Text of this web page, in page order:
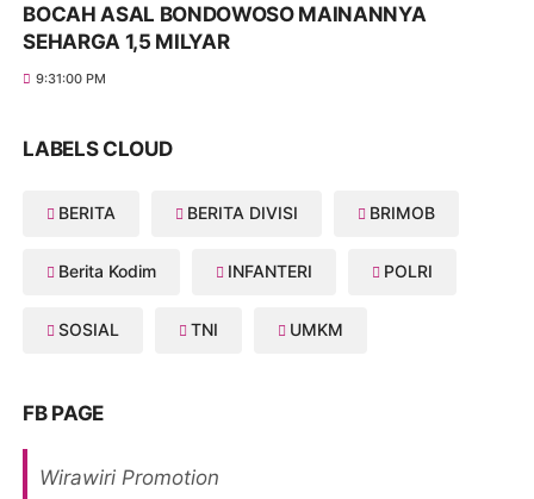
BOCAH ASAL BONDOWOSO MAINANNYA
SEHARGA 1,5 MILYAR
9:31:00 PM
LABELS CLOUD
BERITA BERITA DIVISI BRIMOB
Berita Kodim INFANTERI POLRI
SOSIAL TNI UMKM
FB PAGE
Wirawiri Promotion